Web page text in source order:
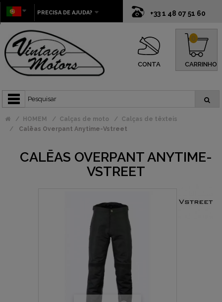
+33 1 48 07 51 60
PRECISA DE AJUDA?
CONTA CARRINHO
0
HOMEM Calças de moto
Calças de têxteis
Calēas Overpant Anytime-Vstreet
CALĒAS OVERPANT ANYTIME-
VSTREET